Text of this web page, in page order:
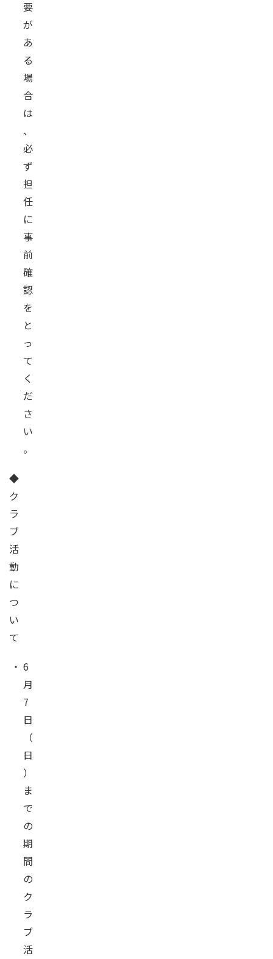
要
が
あ
る
場
合
は
、
必
ず
担
任
に
事
前
確
認
を
と
っ
て
く
だ
さ
い
。
◆
ク
ラ
ブ
活
動
に
つ
い
て
・ 6
月
7
日
（
日
）
ま
で
の
期
間
の
ク
ラ
ブ
活